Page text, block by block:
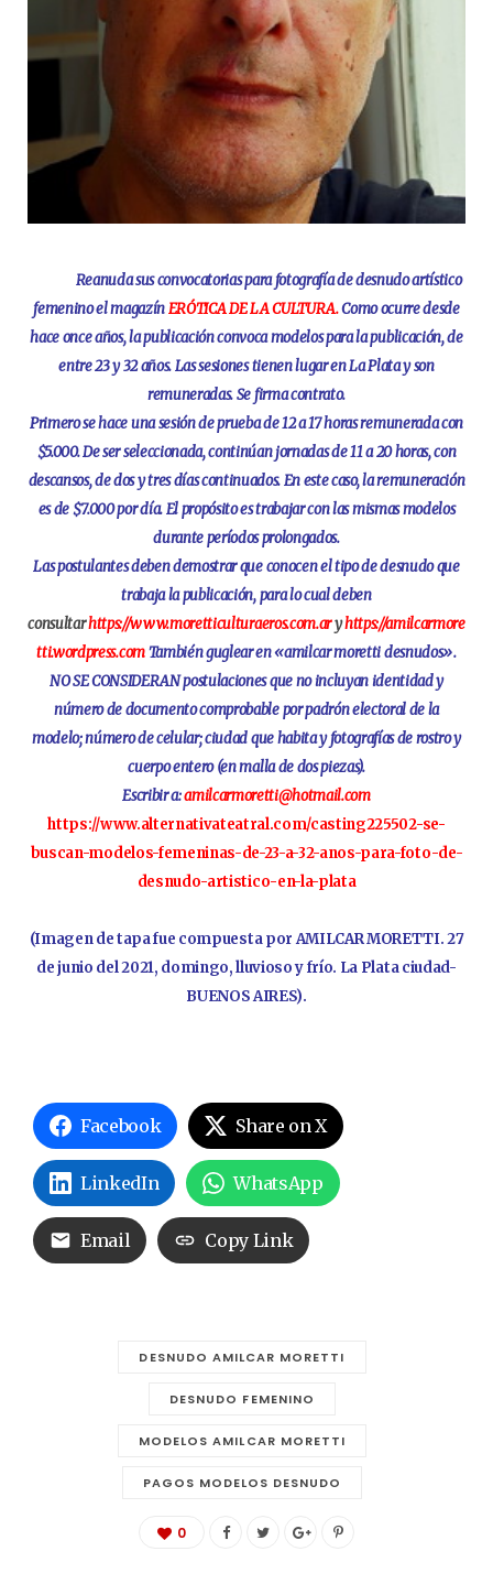
Reanuda sus convocatorias para fotografía de desnudo artístico
femenino el magazínERÓTICA DE LA CULTURA.Como ocurre desde
hace once años, la publicación convoca modelos para la publicación, de
entre 23 y 32 años. Las sesiones tienen lugar en La Plata y son
remuneradas. Se firma contrato.
Primero se hace una sesión de prueba de 12 a 17 horas remunerada con
$5.000. De ser seleccionada, continúan jornadas de 11 a 20 horas, con
descansos, de dos y tres días continuados. En este caso, la remuneración
es de $7.000 por día. El propósito es trabajar con las mismas modelos
durante períodos prolongados.
Las postulantes deben demostrar que conocen el tipo de desnudo que
trabaja la publicación, para lo cual deben
consultarhttps://www.moretticulturaeros.com.aryhttps://amilcarmore
tti.wordpress.comTambién guglear en «amilcar moretti desnudos».
NO SE CONSIDERAN postulaciones que no incluyan identidad y
número de documento comprobable por padrón electoral de la
modelo; número de celular; ciudad que habita y fotografías de rostro y
cuerpo entero (en malla de dos piezas).
Escribir a:amilcarmoretti@hotmail.com
https://www.alternativateatral.com/casting225502-se-
buscan-modelos-femeninas-de-23-a-32-anos-para-foto-de-
desnudo-artistico-en-la-plata
(Imagen de tapa fue compuesta por AMILCAR MORETTI. 27
de junio del 2021, domingo, lluvioso y frío. La Plata ciudad-
BUENOS AIRES).
Facebook Share on X
LinkedIn WhatsApp
Email Copy Link
DESNUDO AMILCAR MORETTI
DESNUDO FEMENINO
MODELOS AMILCAR MORETTI
PAGOS MODELOS DESNUDO
0